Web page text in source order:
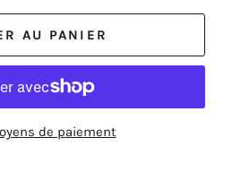
AU PANIER
de paiement